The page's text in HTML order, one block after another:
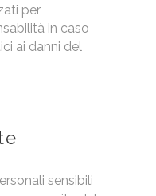
per
in caso
ai danni del
sensibili